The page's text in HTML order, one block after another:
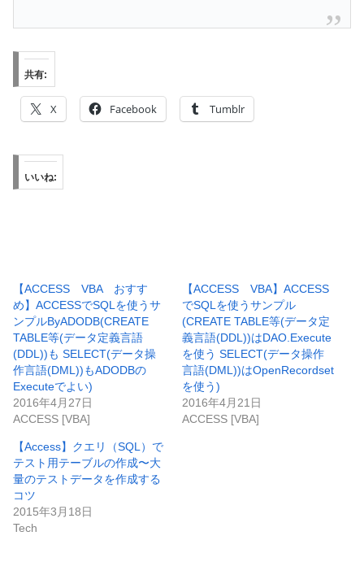
共有:
X Facebook Tumblr
いいね:
【ACCESS VBA おすす
め】ACCESSでSQLを使うサ
ンプルByADODB(CREATE
TABLE等(データ定義言語
(DDL))も SELECT(データ操
作言語(DML))もADODBの
Executeでよい)
2016年4月27日
ACCESS [VBA]
【ACCESS VBA】ACCESS
でSQLを使うサンプル
(CREATE TABLE等(データ定
義言語(DDL))はDAO.Execute
を使う SELECT(データ操作
言語(DML))はOpenRecordset
を使う)
2016年4月21日
ACCESS [VBA]
【Access】クエリ（SQL）で
テスト用テーブルの作成〜大
量のテストデータを作成する
コツ
2015年3月18日
Tech